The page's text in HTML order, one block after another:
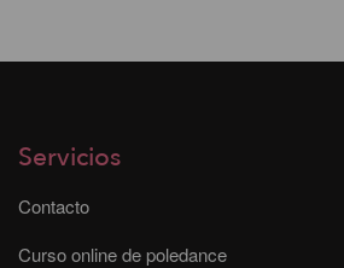
Servicios
Contacto
Curso online de poledance